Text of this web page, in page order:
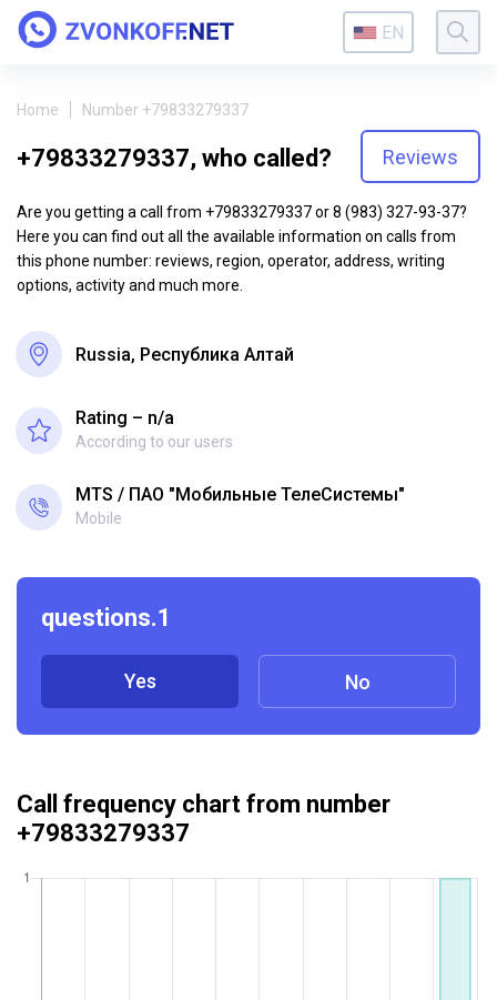
EN
Home Number +79833279337
+79833279337, who called? Reviews
Are you getting a call from +79833279337 or 8 (983) 327-93-37?
Here you can find out all the available information on calls from
this phone number: reviews, region, operator, address, writing
options, activity and much more.
Russia, Республика Алтай
Rating – n/a
According to our users
MTS ПАО "Мобильные ТелеСистемы"
Mobile
questions.1
Yes No
Call frequency chart from number
+79833279337